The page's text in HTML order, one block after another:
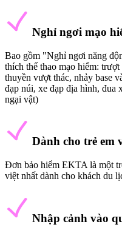
Nghỉ ngơi mạo
Bao gồm "Nghỉ ngơi năng
thích thể thao mạo hiểm:
thuyền vượt thác, nhảy base
đạp núi, xe đạp địa hình, đua
ngại vật)
Dành cho trẻ em
Đơn bảo hiểm EKTA là một
việt nhất dành cho khách du
Nhập cảnh vào